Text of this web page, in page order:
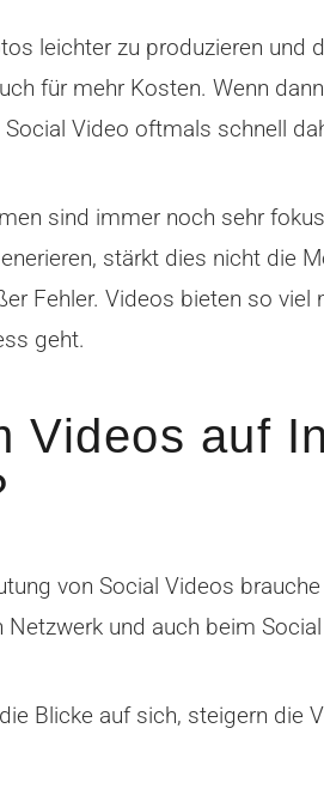
leichter zu produzieren und
für mehr Kosten. Wenn
Video oftmals schnell
sind immer noch sehr
stärkt dies nicht die
Fehler. Videos bieten so
geht.
Videos auf
von Social Videos
Netzwerk und auch beim
Blicke auf sich, steigern die